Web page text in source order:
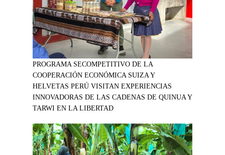
PROGRAMA SECOMPETITIVO DE LA
COOPERACIÓN ECONÓMICA SUIZA Y
HELVETAS PERÚ VISITAN EXPERIENCIAS
INNOVADORAS DE LAS CADENAS DE QUINUA Y
TARWI EN LA LIBERTAD